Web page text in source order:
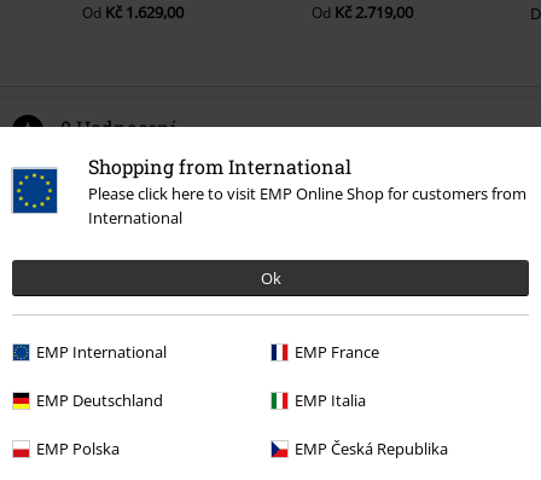
Shopping from International
Please click here to visit EMP Online Shop for customers from
International
Ok
EMP International EMP France
EMP Deutschland EMP Italia
EMP Polska EMP Česká Republika
Od Kč 1.629,00 Od Kč 2.719,00
0 Hodnocení
Podělte se o váš názor "Mix And Match".